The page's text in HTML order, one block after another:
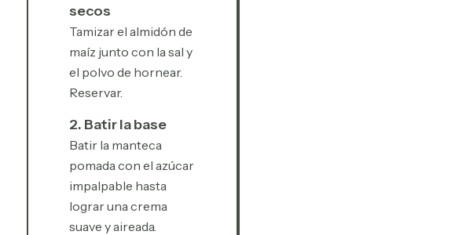
secos
Tamizar el almidón de
maíz junto con la sal y
el polvo de hornear.
Reservar.
2. Batir la base
Batir la manteca
pomada con el azúcar
impalpable hasta
lograr una crema
suave y aireada.